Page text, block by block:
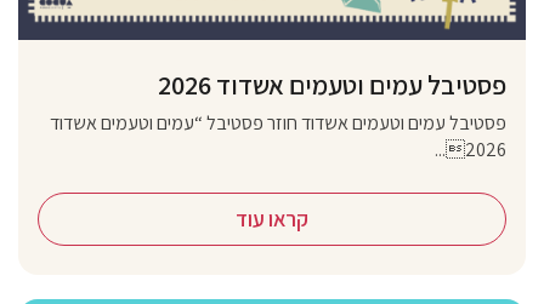
פסטיבל עמים וטעמים אשדוד 2026
פסטיבל עמים וטעמים אשדוד חוזר פסטיבל “עמים וטעמים אשדוד
2026...
קראו עוד